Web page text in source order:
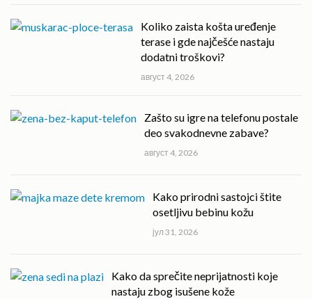
Koliko zaista košta uređenje
terase i gde najčešće nastaju
dodatni troškovi?
август 4, 2026
Zašto su igre na telefonu postale
deo svakodnevne zabave?
август 4, 2026
Kako prirodni sastojci štite
osetljivu bebinu kožu
јул 31, 2026
Kako da sprečite neprijatnosti koje
nastaju zbog isušene kože